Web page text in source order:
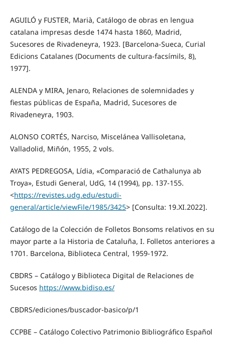
AGUILÓ y FUSTER, Marià, Catálogo de obras en lengua
catalana impresas desde 1474 hasta 1860, Madrid,
Sucesores de Rivadeneyra, 1923. [Barcelona-Sueca, Curial
Edicions Catalanes (Documents de cultura-facsímils, 8),
1977].
ALENDA y MIRA, Jenaro, Relaciones de solemnidades y
fiestas públicas de España, Madrid, Sucesores de
Rivadeneyra, 1903.
ALONSO CORTÉS, Narciso, Miscelánea Vallisoletana,
Valladolid, Miñón, 1955, 2 vols.
AYATS PEDREGOSA, Lídia, «Comparació de Cathalunya ab
Troya», Estudi General, UdG, 14 (1994), pp. 137-155.
<https://revistes.udg.edu/estudi-
general/article/viewFile/1985/3425> [Consulta: 19.XI.2022].
Catálogo de la Colección de Folletos Bonsoms relativos en su
mayor parte a la Historia de Cataluña, I. Folletos anteriores a
1701. Barcelona, Biblioteca Central, 1959-1972.
CBDRS – Catálogo y Biblioteca Digital de Relaciones de
Sucesos https://www.bidiso.es/
CBDRS/ediciones/buscador-basico/p/1
CCPBE – Catálogo Colectivo Patrimonio Bibliográfico Español